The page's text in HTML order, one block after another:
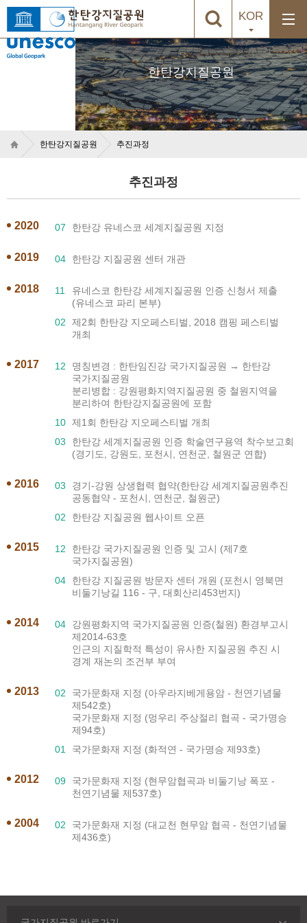
KOR
한탄강지질공원
한탄강지질공원 추진과정
추진과정
2020 07 한탄강 유네스코 세계지질공원 지정
2019 04 한탄강 지질공원 센터 개관
2018 11
유네스코 한탄강 세계지질공원 인증 신청서 제출
(유네스코 파리 본부)
02
제2회 한탄강 지오페스티벌, 2018 캠핑 페스티벌
개최
2017 12
명칭변경 : 한탄임진강 국가지질공원 → 한탄강
국가지질공원
분리병합 : 강원평화지역지질공원 중 철원지역을
분리하여 한탄강지질공원에 포함
10 제1회 한탄강 지오페스티벌 개최
03
한탄강 세계지질공원 인증 학술연구용역 착수보고회
(경기도, 강원도, 포천시, 연천군, 철원군 연합)
2016 03
경기-강원 상생협력 협약(한탄강 세계지질공원추진
공동협약 - 포천시, 연천군, 철원군)
02
한탄강 지질공원 웹사이트 오픈
2015 12
한탄강 국가지질공원 인증 및 고시 (제7호
국가지질공원)
04
한탄강 지질공원 방문자 센터 개원 (포천시 영북면
비둘기낭길 116 - 구, 대회산리453번지)
2014 04
강원평화지역 국가지질공원 인증(철원) 환경부고시
제2014-63호
인근의 지질학적 특성이 유사한 지질공원 추진 시
경계 재논의 조건부 부여
2013 02
국가문화재 지정 (아우라지베게용암 - 천연기념물
제542호)
국가문화재 지정 (멍우리 주상절리 협곡 - 국가명승
제94호)
01
국가문화재 지정 (화적연 - 국가명승 제93호)
2012 09
국가문화재 지정 (현무암협곡과 비둘기낭 폭포 -
천연기념물 제537호)
2004 02
국가문화재 지정 (대교천 현무암 협곡 - 천연기념물
제436호)